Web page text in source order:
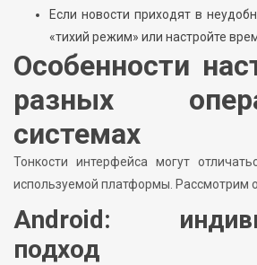
Если новости приходят в
«тихий режим» или настройте
Особенности
разных
системах
Тонкости интерфейса могут
используемой платформы. Рассмотрим
Android:
подход